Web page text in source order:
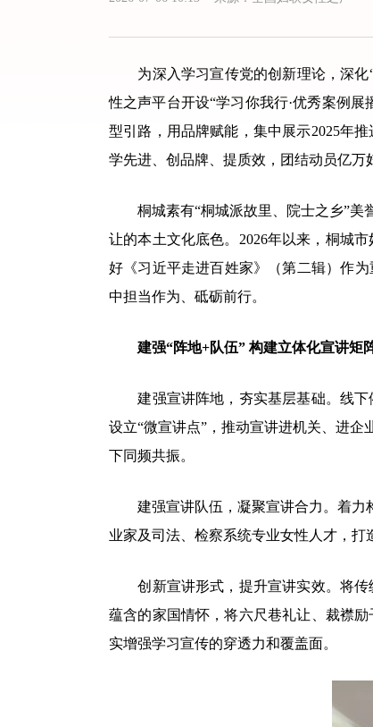
为深入学习宣传党的创新理论，深化“
性之声平台开设“学习你我行·优秀案例
型引路，用品牌赋能，集中展示2025年
学先进、创品牌、提质效，团结动员亿万
桐城素有“桐城派故里、院士之乡”美誉
让的本土文化底色。2026年以来，桐城
好《习近平走进百姓家》（第二辑）作
中担当作为、砥砺前行。
建强“阵地+队伍” 构建立体化宣讲矩
建强宣讲阵地，夯实基层基础。线下
设立“微宣讲点”，推动宣讲进机关、进
下同频共振。
建强宣讲队伍，凝聚宣讲合力。着力构
业家及司法、检察系统专业女性人才，打
创新宣讲形式，提升宣讲实效。将传
蕴含的家国情怀，将六尺巷礼让、裁襟
实增强学习宣传的穿透力和覆盖面。